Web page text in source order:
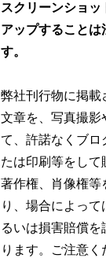
スクリーンショ
アップすることは
す。
弊社刊行物に掲載
文章を、写真撮影
て、許諾なくブロ
たは印刷等をして
著作権、肖像権等
り、場合によっ
るいは損害賠償
ります。ご注意く